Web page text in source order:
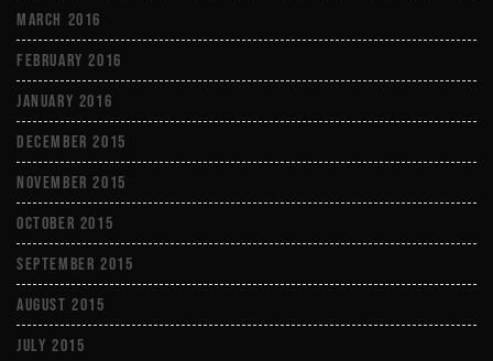
March 2016
February 2016
January 2016
December 2015
November 2015
October 2015
September 2015
August 2015
July 2015